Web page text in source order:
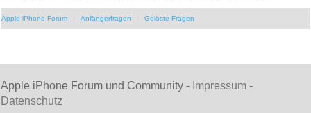
Apple iPhone Forum Anfängerfragen Gelöste Fragen
Apple iPhone Forum und Community - Impressum -
Datenschutz